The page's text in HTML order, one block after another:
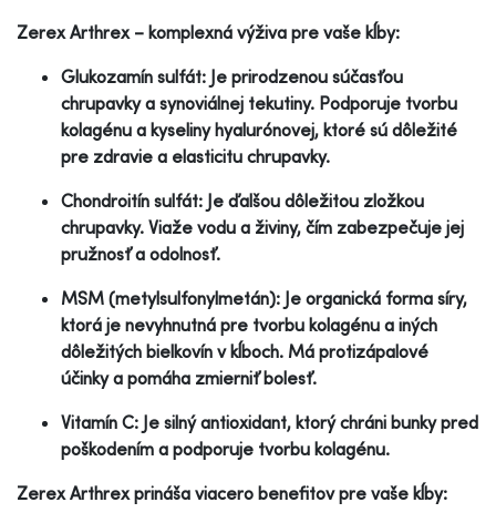
Zerex Arthrex – komplexná výživa pre vaše kĺby:
Glukozamín sulfát: Je prirodzenou súčasťou
chrupavky a synoviálnej tekutiny. Podporuje tvorbu
kolagénu a kyseliny hyalurónovej, ktoré sú dôležité
pre zdravie a elasticitu chrupavky.
Chondroitín sulfát: Je ďalšou dôležitou zložkou
chrupavky. Viaže vodu a živiny, čím zabezpečuje jej
pružnosť a odolnosť.
MSM (metylsulfonylmetán): Je organická forma síry,
ktorá je nevyhnutná pre tvorbu kolagénu a iných
dôležitých bielkovín v kĺboch. Má protizápalové
účinky a pomáha zmierniť bolesť.
Vitamín C: Je silný antioxidant, ktorý chráni bunky pred
poškodením a podporuje tvorbu kolagénu.
Zerex Arthrex prináša viacero benefitov pre vaše kĺby: